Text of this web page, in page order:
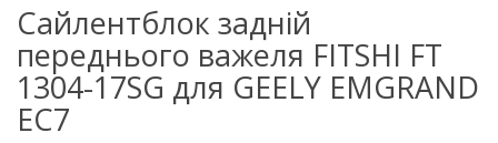
Сайлентблок задній
переднього важеля FITSHI FT
1304-17SG для GEELY EMGRAND
EC7